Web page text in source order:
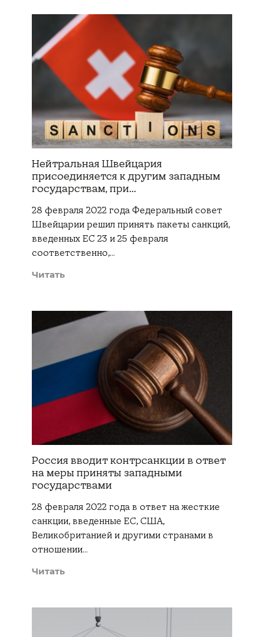
Нейтральная Швейцария
присоединяется к другим западным
государствам, при...
28 февраля 2022 года Федеральный совет
Швейцарии решил принять пакеты санкций,
введенных ЕС 23 и 25 февраля
соответственно,…
Читать
Россия вводит контрсанкции в ответ
на меры приняты западными
государствами
28 февраля 2022 года в ответ на жесткие
санкции, введенные ЕС, США,
Великобританией и другими странами в
отношении…
Читать